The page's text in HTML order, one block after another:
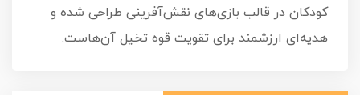
کودکان در قالب بازی‌های نقش‌آفرینی طراحی شده و
هدیه‌ای ارزشمند برای تقویت قوه تخیل آن‌هاست.